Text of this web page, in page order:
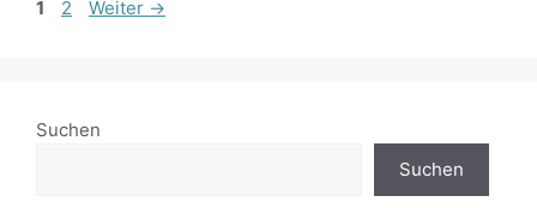
Seite
1 Seite
2 Weiter →
Suchen
Suchen